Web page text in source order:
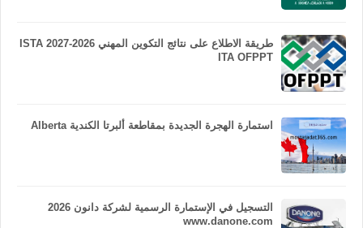
طريقة الاطلاع على نتائج التكوين المهني 2026-2027 ISTA
ITA OFPPT
استمارة الهجرة الجديدة بمقاطعة ألبرتا الكندية Alberta
التسجيل في الإستمارة الرسمية لشركة دانون 2026
www.danone.com